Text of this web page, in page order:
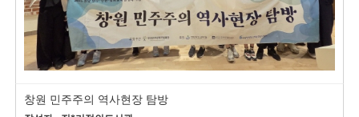
창원 민주주의 역사현장 탐방